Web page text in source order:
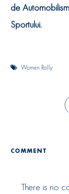
de
Sportului.
Women Rally
COMMENT
There is no